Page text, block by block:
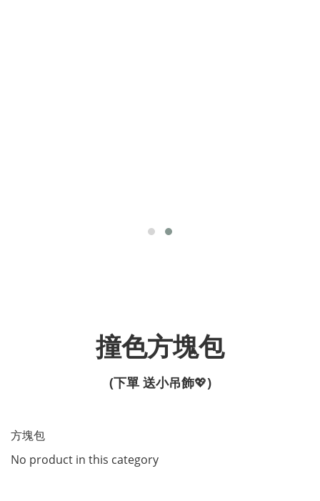
撞色方塊包
(下單 送小吊飾💖)
方塊包
No product in this category